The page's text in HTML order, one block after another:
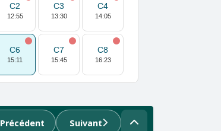
C2
12:55
C3
13:30
C4
14:05
C6
15:11
C7
15:45
C8
16:23
Précédent Suivant